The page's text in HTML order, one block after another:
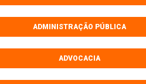
ADMINISTRAÇÃO PÚBLICA
ADVOCACIA